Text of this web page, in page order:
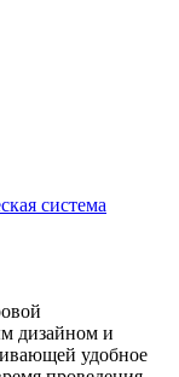
система
дизайном и
удобное